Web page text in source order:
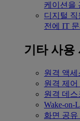
케이션을
디지털
전에 IT
기타 사용
원격 액세
원격 제어
원격 데스
Wake-on-
화면 공유